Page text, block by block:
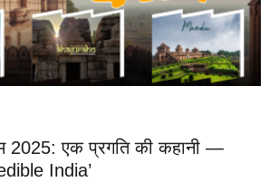
2025: एक प्रगति की कहानी —
India’